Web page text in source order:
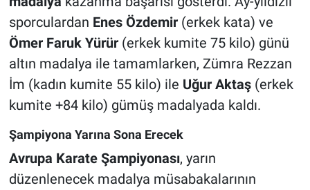
sporculardan Enes Özdemir(erkek kata) ve
Ömer Faruk Yürür(erkek kumite 75 kilo) günü
altın madalya ile tamamlarken, Zümra Rezzan
İm (kadın kumite 55 kilo) ile Uğur Aktaş(erkek
kumite +84 kilo) gümüş madalyada kaldı.
Şampiyona Yarına Sona Erecek
Avrupa Karate Şampiyonası, yarın
düzenlenecek madalya müsabakalarının